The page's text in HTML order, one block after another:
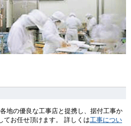
地の優良な工事店と提携し、据付工事か
てお任せ頂けます。 詳しくは工事につい